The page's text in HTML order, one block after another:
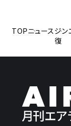
TOPニュースジン
復